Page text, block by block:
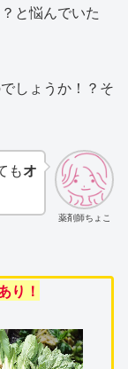
と悩んでいた
しょうか！？そ
薬剤師ちょこ
もオ
り！